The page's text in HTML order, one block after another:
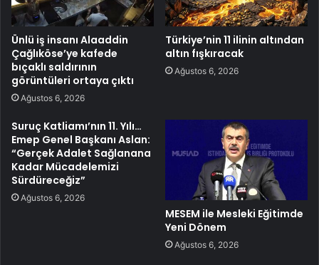
Ünlü iş insanı Alaaddin
Çağlıköse’ye kafede
bıçaklı saldırının
görüntüleri ortaya çıktı
Ağustos 6, 2026
Türkiye’nin 11 ilinin altından
altın fışkıracak
Ağustos 6, 2026
Suruç Katliamı’nın 11. Yılı…
Emep Genel Başkanı Aslan:
“Gerçek Adalet Sağlanana
Kadar Mücadelemizi
Sürdüreceğiz”
Ağustos 6, 2026
MESEM ile Mesleki Eğitimde
Yeni Dönem
Ağustos 6, 2026